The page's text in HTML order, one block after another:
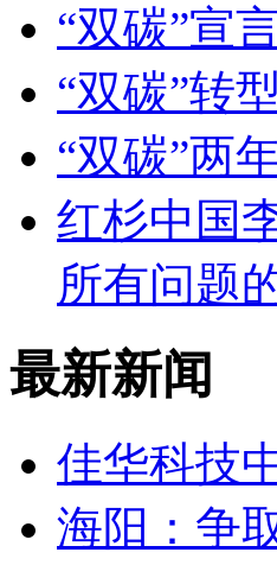
“双碳”宣
“双碳”转
“双碳”两
红杉中国
所有问题
最新新闻
佳华科技
海阳：争